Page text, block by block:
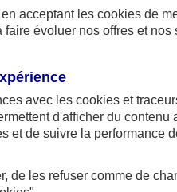
acceptant les cookies de
évoluer nos offres et nos
avec les cookies et
d'afficher du contenu
et de suivre la performance
de les refuser comme de